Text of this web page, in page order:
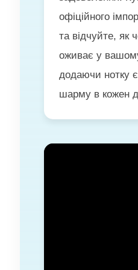
офіційного
та відчуйте, як
оживає у
додаючи нотку
шарму в кожен